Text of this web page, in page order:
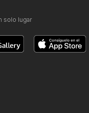
solo lugar